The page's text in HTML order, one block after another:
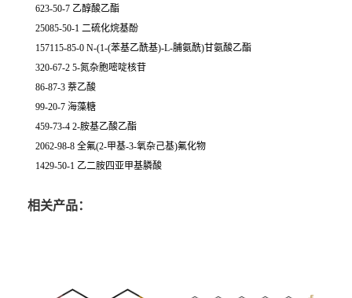
623-50-7 乙醇酸乙酯
25085-50-1 二硫化烷基酚
157115-85-0 N-(1-(苯基乙酰基)-L-脯氨酰)甘氨酸乙酯
320-67-2 5-氮杂胞嘧啶核苷
86-87-3 萘乙酸
99-20-7 海藻糖
459-73-4 2-胺基乙酸乙酯
2062-98-8 全氟(2-甲基-3-氧杂己基)氟化物
1429-50-1 乙二胺四亚甲基膦酸
相关产品：